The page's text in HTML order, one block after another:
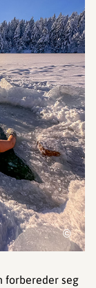
©
forbereder seg